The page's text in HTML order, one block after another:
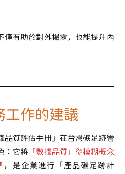
僅有助於對外揭露，也能提升內
工作的建議
品質評估手冊」在台灣碳足跡管
：它將 「數據品質」從模糊概念
，是企業進行「產品碳足跡計